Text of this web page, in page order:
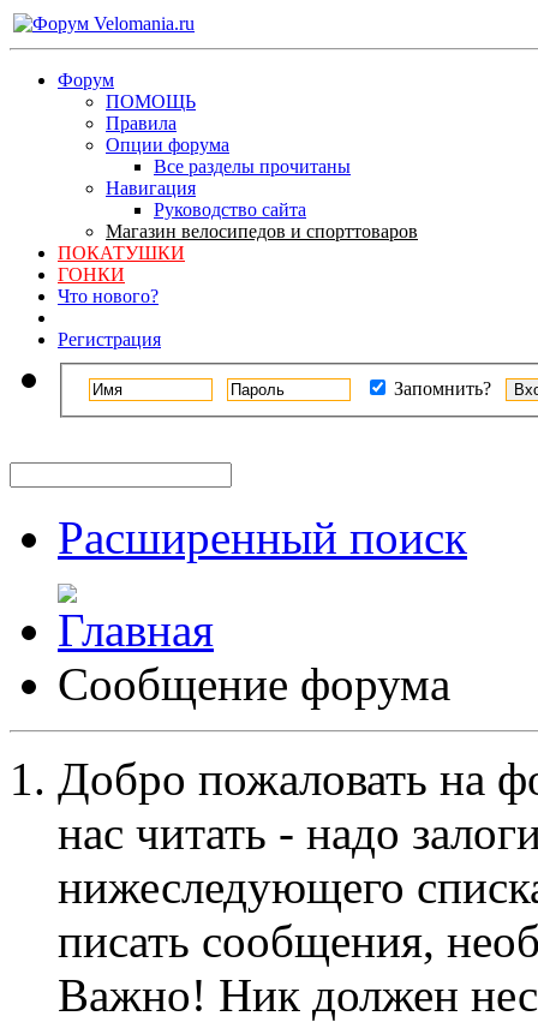
Форум
ПОМОЩЬ
Правила
Опции форума
Все разделы прочитаны
Навигация
Руководство сайта
Магазин велосипедов и спорттоваров
ПОКАТУШКИ
ГОНКИ
Что нового?
Регистрация
Запомнить?
Расширенный поиск
Сообщение форума
Добро пожаловать на
нас читать - надо
нижеследующего
писать сообщения,
Важно! Ник должен